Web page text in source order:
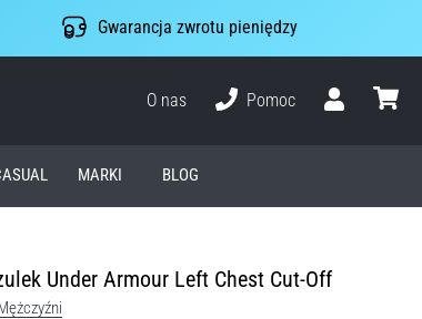
Gwarancja zwrotu pieniędzy
O nas
Pomoc
MARKI BLOG
Under Armour Left Chest Cut-Off